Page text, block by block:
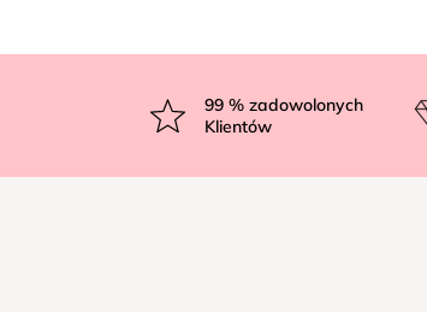
p
99% zadowolonych
Klientów